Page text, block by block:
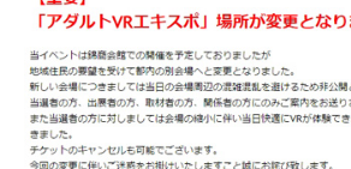
企業ITのトレンドを詳説
経営リーダーのコミュニティ